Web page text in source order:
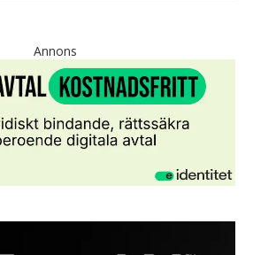
Annons